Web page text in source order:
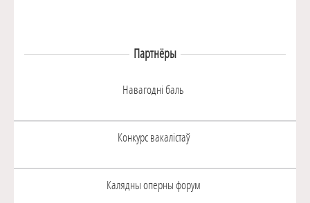
Партнёры
Навагоднi баль
Конкурс вакалiстаў
Калядны оперны форум